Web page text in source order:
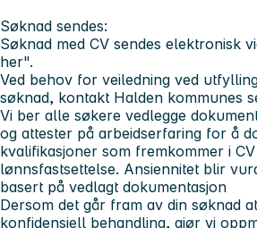
Søknad sendes:
Søknad med CV sendes elektronisk
her".
Ved behov for veiledning ved
søknad, kontakt Halden kommunes
Vi ber alle søkere vedlegge
og attester på arbeidserfaring for å
kvalifikasjoner som fremkommer i
lønnsfastsettelse. Ansiennitet blir
basert på vedlagt dokumentasjon
Dersom det går fram av din søknad
konfidensiell behandling, gjør vi